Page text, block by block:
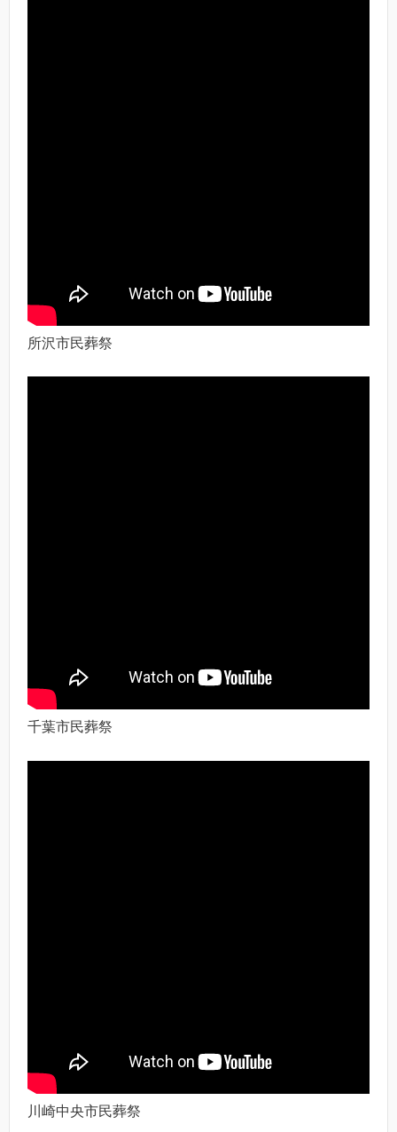
所沢市民葬祭
千葉市民葬祭
川崎中央市民葬祭